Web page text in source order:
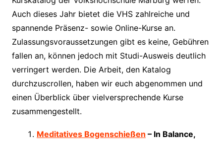
Auch dieses Jahr bietet die VHS zahlreiche und
spannende Präsenz- sowie Online-Kurse an.
Zulassungsvoraussetzungen gibt es keine, Gebühren
fallen an, können jedoch mit Studi-Ausweis deutlich
verringert werden. Die Arbeit, den Katalog
durchzuscrollen, haben wir euch abgenommen und
einen Überblick über vielversprechende Kurse
zusammengestellt.
Meditatives Bogenschießen – In Balance,